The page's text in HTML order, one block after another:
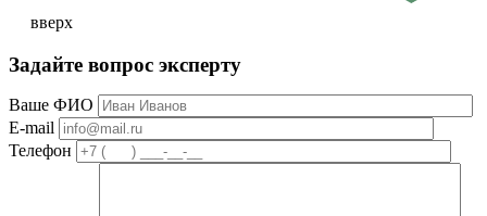
вверх
Задайте вопрос эксперту
Ваше ФИО
E-mail
Телефон